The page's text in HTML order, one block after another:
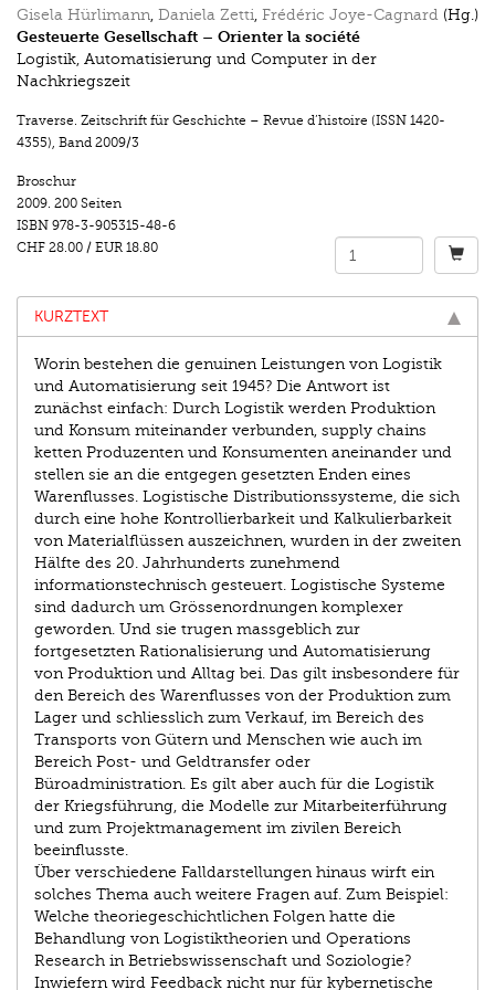
Gisela Hürlimann, Daniela Zetti, Frédéric Joye-Cagnard (Hg.)
Gesteuerte Gesellschaft – Orienter la société
Logistik, Automatisierung und Computer in der
Nachkriegszeit
Traverse. Zeitschrift für Geschichte – Revue d’histoire (ISSN 1420-
4355), Band 2009/3
Broschur
2009. 200 Seiten
ISBN 978-3-905315-48-6
CHF 28.00 / EUR 18.80
KURZTEXT
Worin bestehen die genuinen Leistungen von Logistik
und Automatisierung seit 1945? Die Antwort ist
zunächst einfach: Durch Logistik werden Produktion
und Konsum miteinander verbunden, supply chains
ketten Produzenten und Konsumenten aneinander und
stellen sie an die entgegen gesetzten Enden eines
Warenflusses. Logistische Distributionssysteme, die sich
durch eine hohe Kontrollierbarkeit und Kalkulierbarkeit
von Materialflüssen auszeichnen, wurden in der zweiten
Hälfte des 20. Jahrhunderts zunehmend
informationstechnisch gesteuert. Logistische Systeme
sind dadurch um Grössenordnungen komplexer
geworden. Und sie trugen massgeblich zur
fortgesetzten Rationalisierung und Automatisierung
von Produktion und Alltag bei. Das gilt insbesondere für
den Bereich des Warenflusses von der Produktion zum
Lager und schliesslich zum Verkauf, im Bereich des
Transports von Gütern und Menschen wie auch im
Bereich Post- und Geldtransfer oder
Büroadministration. Es gilt aber auch für die Logistik
der Kriegsführung, die Modelle zur Mitarbeiterführung
und zum Projektmanagement im zivilen Bereich
beeinflusste.
Über verschiedene Falldarstellungen hinaus wirft ein
solches Thema auch weitere Fragen auf. Zum Beispiel:
Welche theoriegeschichtlichen Folgen hatte die
Behandlung von Logistiktheorien und Operations
Research in Betriebswissenschaft und Soziologie?
Inwiefern wird Feedback nicht nur für kybernetische